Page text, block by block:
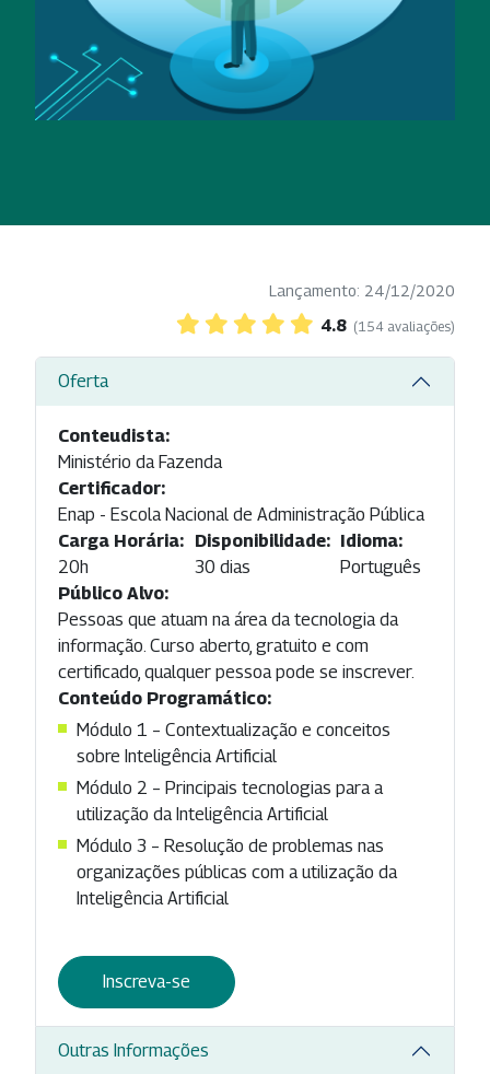
Lançamento: 24/12/2020
4.8 (154 avaliações)
Oferta
Conteudista:
Ministério da Fazenda
Certificador:
Enap - Escola Nacional de Administração Pública
Carga Horária:
20h
Disponibilidade:
30 dias
Idioma:
Português
Público Alvo:
Pessoas que atuam na área da tecnologia da
informação. Curso aberto, gratuito e com
certificado, qualquer pessoa pode se inscrever.
Conteúdo Programático:
Módulo 1 – Contextualização e conceitos
sobre Inteligência Artificial
Módulo 2 – Principais tecnologias para a
utilização da Inteligência Artificial
Módulo 3 – Resolução de problemas nas
organizações públicas com a utilização da
Inteligência Artificial
Inscreva-se
Outras Informações